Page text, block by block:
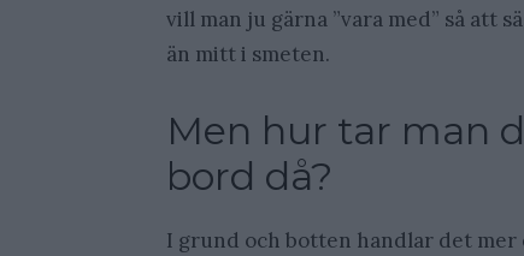
vill man ju gärna ”vara med” så att
än mitt i smeten.
Men hur tar man
bord då?
I grund och botten handlar det